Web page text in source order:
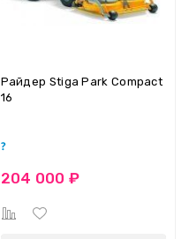
Райдер Stiga Park Compact
16
204 000 ₽